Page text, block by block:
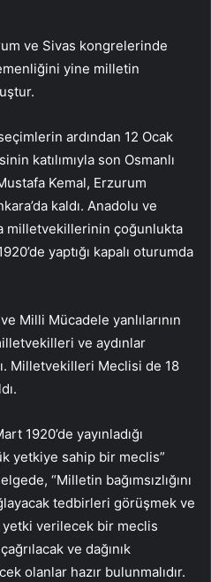
ve Sivas kongrelerinde
yine milletin
ardından 12 Ocak
katılımıyla son Osmanlı
Kemal, Erzurum
kaldı. Anadolu ve
milletvekillerinin çoğunlukta
yaptığı kapalı oturumda
Milli Mücadele yanlılarının
ve aydınlar
Milletvekilleri Meclisi de 18
1920’de yayınladığı
yetkiye sahip bir meclis”
“Milletin bağımsızlığını
tedbirleri görüşmek ve
yetki verilecek bir meclis
ve dağınık
olanlar hazır bulunmalıdır.